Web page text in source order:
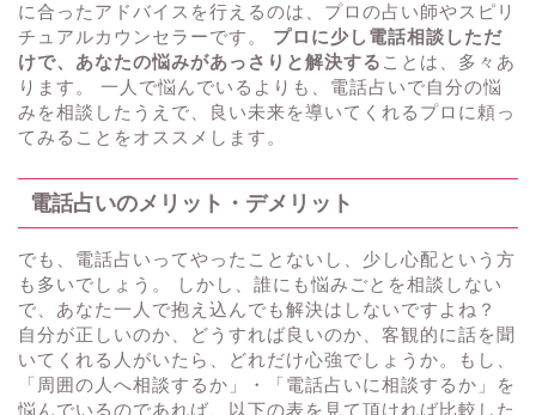
に合ったアドバイスを行えるのは、プロの占い師やスピリ
チュアルカウンセラーです。 プロに少し電話相談しただ
けで、あなたの悩みがあっさりと解決する ことは、多々あ
ります。 一人で悩んでいるよりも、電話占いで自分の悩
みを相談したうえで、良い未来を導いてくれるプロに頼っ
てみることをオススメします。
電話占いのメリット・デメリット
でも、電話占いってやったことないし、少し心配という方
も多いでしょう。 しかし、誰にも悩みごとを相談しない
で、あなた一人で抱え込んでも解決はしないですよね？
自分が正しいのか、どうすれば良いのか、客観的に話を聞
いてくれる人がいたら、どれだけ心強でしょうか。もし、
「周囲の人へ相談するか」・「電話占いに相談するか」を
悩んでいるのであれば、以下の表を見て頂ければ比較した